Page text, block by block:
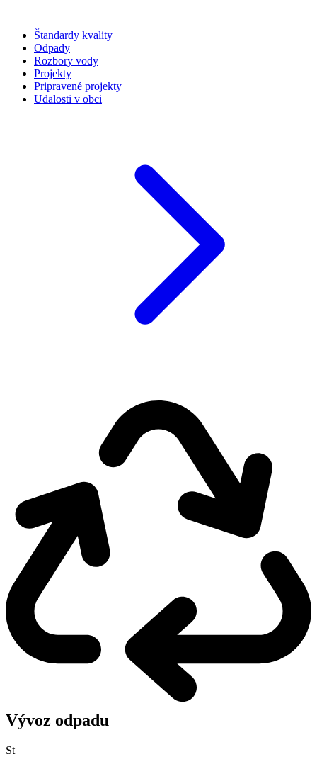
Štandardy kvality
Odpady
Rozbory vody
Projekty
Pripravené projekty
Udalosti v obci
Vývoz odpadu
St